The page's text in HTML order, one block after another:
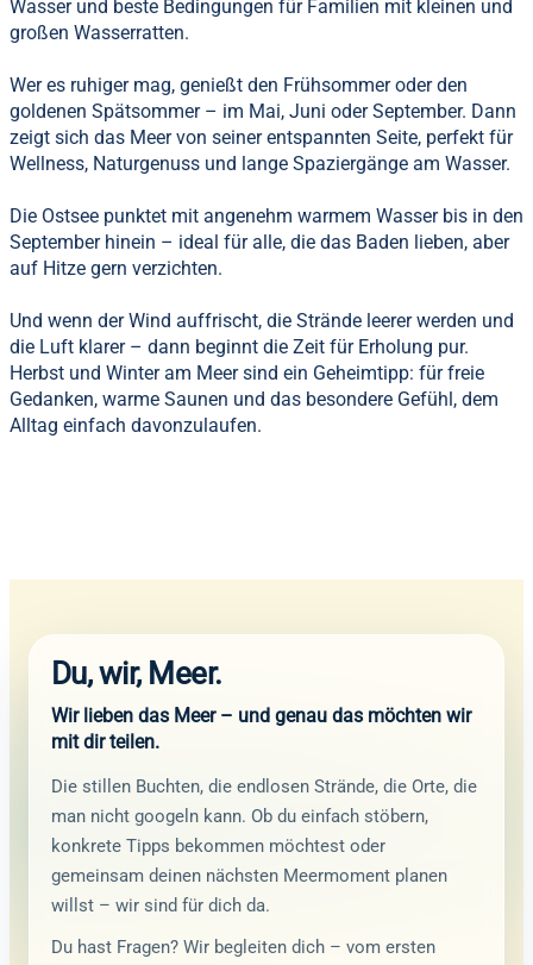
Wasser und beste Bedingungen für Familien mit kleinen und
großen Wasserratten.
Wer es ruhiger mag, genießt den Frühsommer oder den
goldenen Spätsommer – im Mai, Juni oder September. Dann
zeigt sich das Meer von seiner entspannten Seite, perfekt für
Wellness, Naturgenuss und lange Spaziergänge am Wasser.
Die Ostsee punktet mit angenehm warmem Wasser bis in den
September hinein – ideal für alle, die das Baden lieben, aber
auf Hitze gern verzichten.
Und wenn der Wind auffrischt, die Strände leerer werden und
die Luft klarer – dann beginnt die Zeit für Erholung pur.
Herbst und Winter am Meer sind ein Geheimtipp: für freie
Gedanken, warme Saunen und das besondere Gefühl, dem
Alltag einfach davonzulaufen.
Du, wir, Meer.
Wir lieben das Meer – und genau das möchten wir
mit dir teilen.
Die stillen Buchten, die endlosen Strände, die Orte, die
man nicht googeln kann. Ob du einfach stöbern,
konkrete Tipps bekommen möchtest oder
gemeinsam deinen nächsten Meermoment planen
willst – wir sind für dich da.
Du hast Fragen? Wir begleiten dich – vom ersten